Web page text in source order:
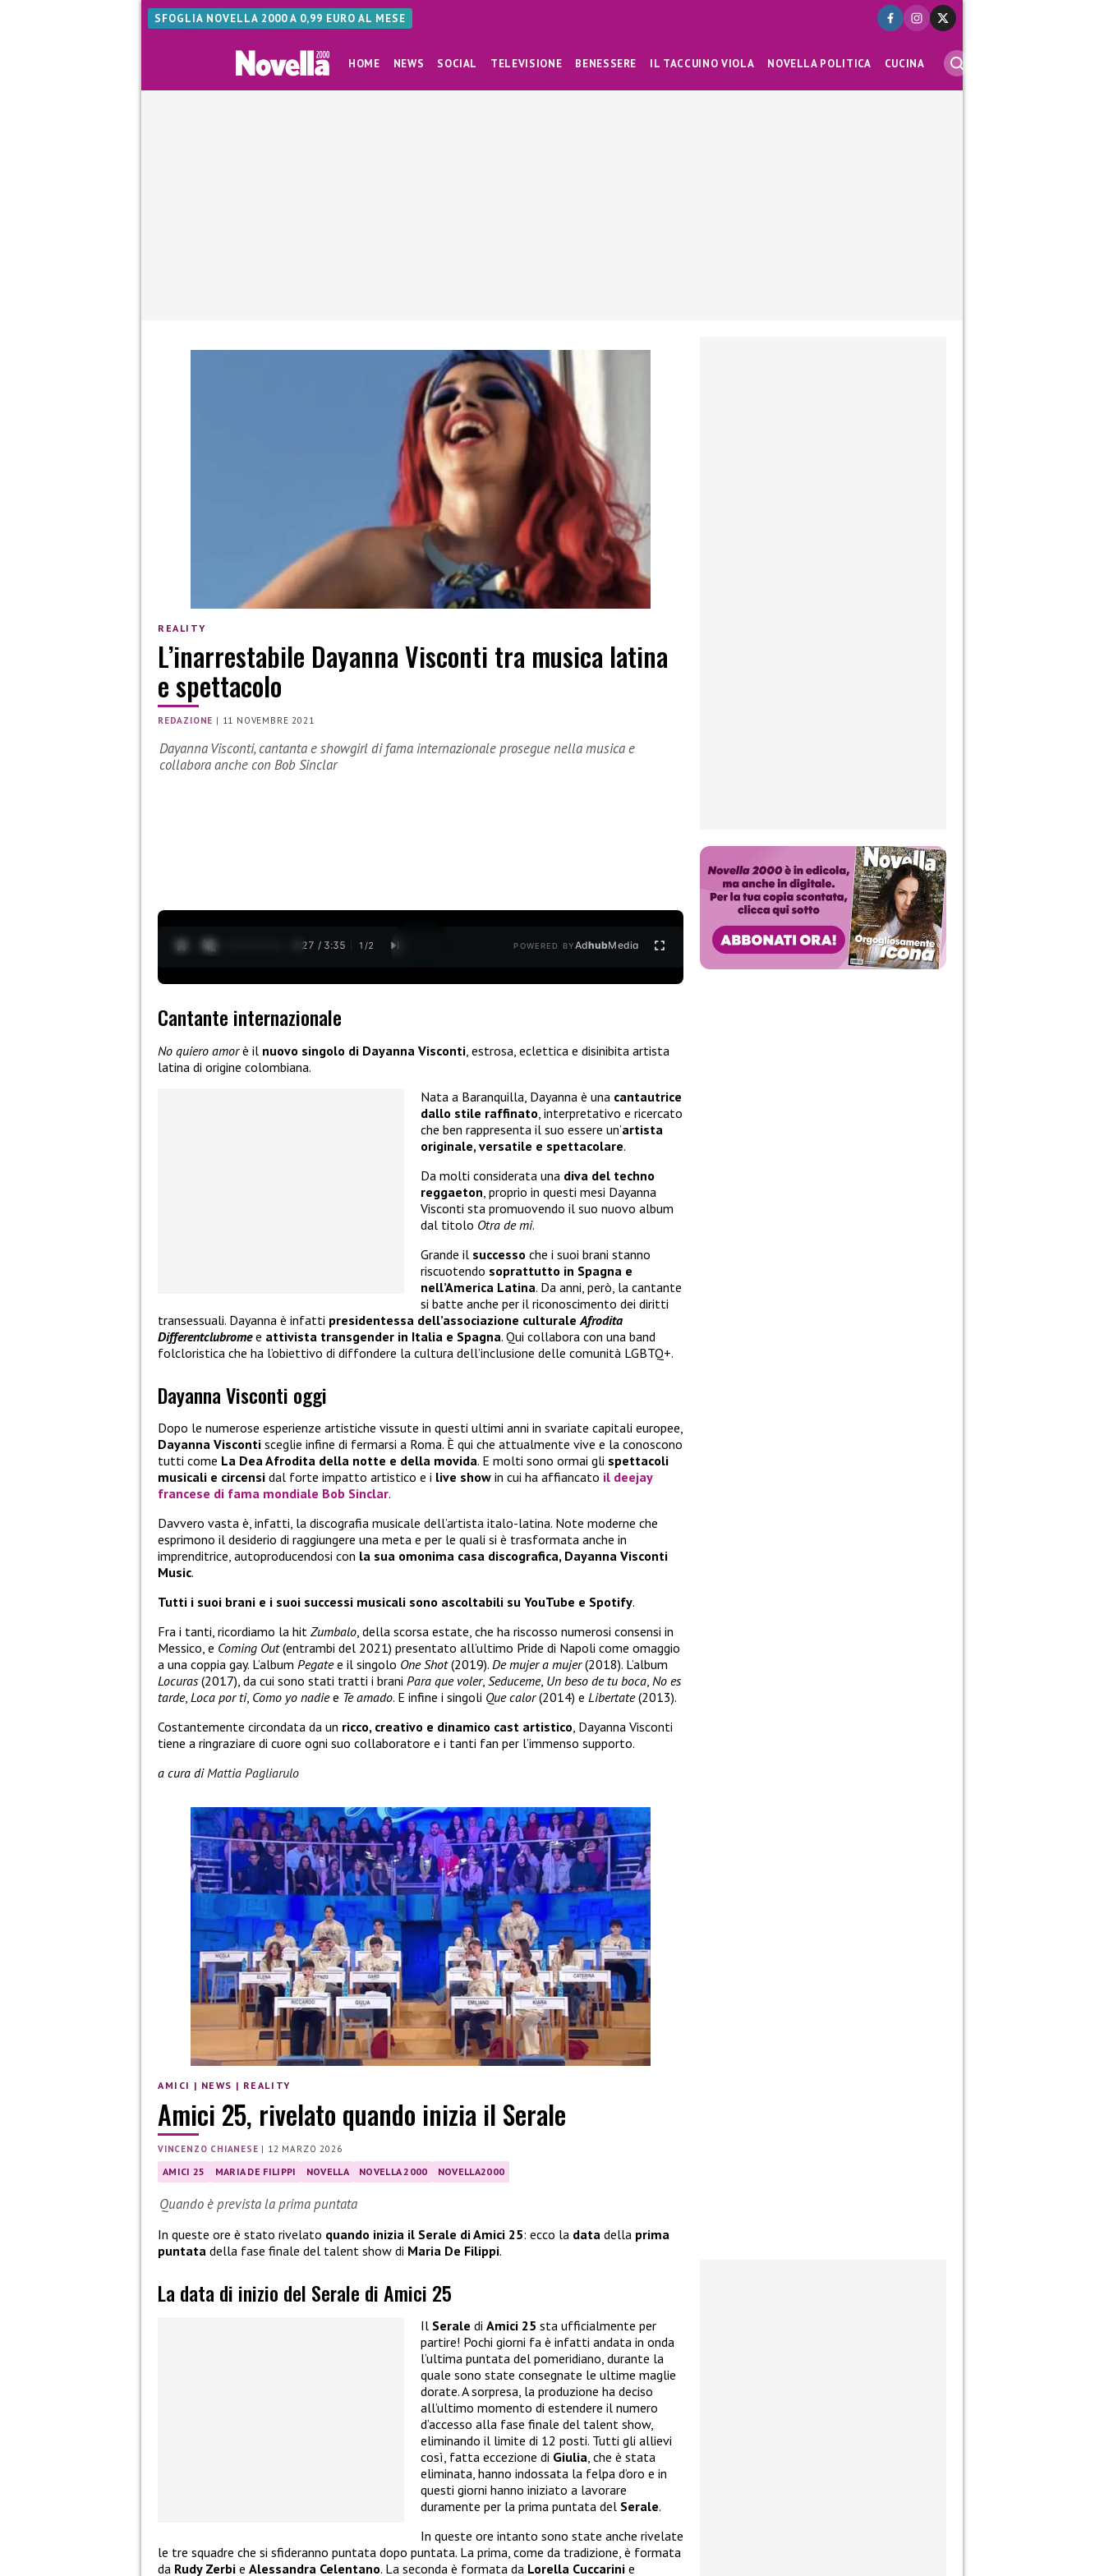
SFOGLIA NOVELLA 2000 A 0,99 EURO AL MESE
HOME NEWS SOCIAL TELEVISIONE BENESSERE IL TACCUINO VIOLA NOVELLA POLITICA CUCINA
REALITY
L’inarrestabile Dayanna Visconti tra musica latina
e spettacolo
REDAZIONE | 11 NOVEMBRE 2021
Dayanna Visconti, cantanta e showgirl di fama internazionale prosegue nella musica e
collabora anche con Bob Sinclar
0:28 / 3:35 1 /2 POWERED BYAdhubMedia
Cantante internazionale
No quiero amorè il nuovo singolo di Dayanna Visconti, estrosa, eclettica e disinibita artista
latina di origine colombiana.
Nata a Baranquilla, Dayanna è una cantautrice
dallo stile raffinato, interpretativo e ricercato
che ben rappresenta il suo essere un’artista
originale, versatile e spettacolare.
Da molti considerata una diva del techno
reggaeton, proprio in questi mesi Dayanna
Visconti sta promuovendo il suo nuovo album
dal titolo Otra de mi.
Grande il successo che i suoi brani stanno
riscuotendo soprattutto in Spagna e
nell’America Latina. Da anni, però, la cantante
si batte anche per il riconoscimento dei diritti
transessuali. Dayanna è infatti presidentessa dell’associazione culturaleAfrodita
Differentclubromee attivista transgender in Italia e Spagna. Qui collabora con una band
folcloristica che ha l’obiettivo di diffondere la cultura dell’inclusione delle comunità LGBTQ+.
Dayanna Visconti oggi
Dopo le numerose esperienze artistiche vissute in questi ultimi anni in svariate capitali europee,
Dayanna Visconti sceglie infine di fermarsi a Roma. È qui che attualmente vive e la conoscono
tutti come La Dea Afrodita della notte e della movida. E molti sono ormai gli spettacoli
musicali e circensi dal forte impatto artistico e i live show in cui ha affiancato il deejay
francese di fama mondiale Bob Sinclar.
Davvero vasta è, infatti, la discografia musicale dell’artista italo-latina. Note moderne che
esprimono il desiderio di raggiungere una meta e per le quali si è trasformata anche in
imprenditrice, autoproducendosi con la sua omonima casa discografica, Dayanna Visconti
Music.
Tutti i suoi brani e i suoi successi musicali sono ascoltabili su YouTube e Spotify.
Fra i tanti, ricordiamo la hit Zumbalo, della scorsa estate, che ha riscosso numerosi consensi in
Messico, e Coming Out(entrambi del 2021) presentato all’ultimo Pride di Napoli come omaggio
a una coppia gay. L’album Pegatee il singolo One Shot(2019). De mujer a mujer(2018). L’album
Locuras(2017), da cui sono stati tratti i brani Para que voler, Seduceme, Un beso de tu boca, No es
tarde, Loca por ti, Como yo nadiee Te amado. E infine i singoli Que calor(2014) e Libertate(2013).
Costantemente circondata da un ricco, creativo e dinamico cast artistico, Dayanna Visconti
tiene a ringraziare di cuore ogni suo collaboratore e i tanti fan per l’immenso supporto.
a cura diMattia Pagliarulo
AMICI | NEWS | REALITY
Amici 25, rivelato quando inizia il Serale
VINCENZO CHIANESE | 12 MARZO 2026
AMICI 25 MARIA DE FILIPPI NOVELLA NOVELLA 2000 NOVELLA2000
Quando è prevista la prima puntata
In queste ore è stato rivelato quando inizia il Serale di Amici 25: ecco la data della prima
puntata della fase finale del talent show di Maria De Filippi.
La data di inizio del Serale di Amici 25
Il Serale di Amici 25 sta ufficialmente per
partire! Pochi giorni fa è infatti andata in onda
l’ultima puntata del pomeridiano, durante la
quale sono state consegnate le ultime maglie
dorate. A sorpresa, la produzione ha deciso
all’ultimo momento di estendere il numero
d’accesso alla fase finale del talent show,
eliminando il limite di 12 posti. Tutti gli allievi
così, fatta eccezione di Giulia, che è stata
eliminata, hanno indossata la felpa d’oro e in
questi giorni hanno iniziato a lavorare
duramente per la prima puntata del Serale.
In queste ore intanto sono state anche rivelate
le tre squadre che si sfideranno puntata dopo puntata. La prima, come da tradizione, è formata
da Rudy Zerbi e Alessandra Celentano. La seconda è formata da Lorella Cuccarini e